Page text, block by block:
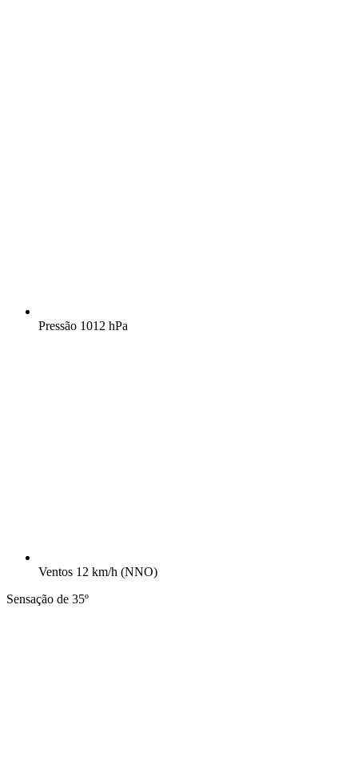
Pressão 1012 hPa
Ventos 12 km/h (NNO)
Sensação de 35º